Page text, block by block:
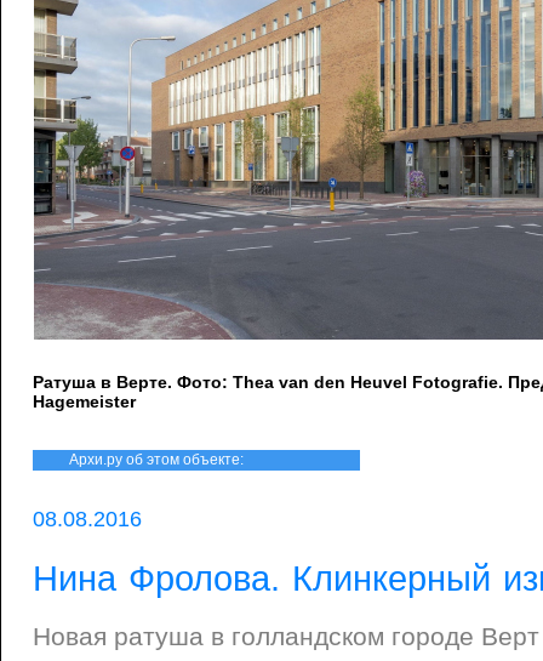
Ратуша в Верте. Фото: Thea van den Heuvel Fotografie.
Hagemeister
Архи.ру об этом объекте:
08.08.2016
Нина Фролова. Клинкерный
Новая ратуша в голландском городе